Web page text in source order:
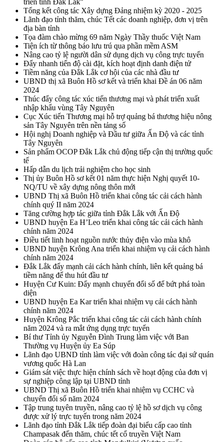
triển tỉnh Đắk Lắk"
Tổng kết công tác Xây dựng Đảng nhiệm kỳ 2020 - 2025
Lãnh đạo tỉnh thăm, chúc Tết các doanh nghiệp, đơn vị trên
địa bàn tỉnh
Tọa đàm chào mừng 69 năm Ngày Thầy thuốc Việt Nam
Tiện ích từ thông báo lưu trú qua phần mềm ASM
Nâng cao tỷ lệ người dân sử dụng dịch vụ công trực tuyến
Đẩy nhanh tiến độ cài đặt, kích hoạt định danh điện tử
Tiềm năng của Đắk Lắk cơ hội của các nhà đầu tư
UBND thị xã Buôn Hồ sơ kết và triển khai Đề án 06 năm
2024
Thúc đẩy công tác xúc tiến thương mại và phát triển xuất
nhập khẩu vùng Tây Nguyên
Cục Xúc tiến Thương mại hỗ trợ quảng bá thương hiệu nông
sản Tây Nguyên trên nền tảng số
Hội nghị Doanh nghiệp và Đầu tư giữa Ấn Độ và các tỉnh
Tây Nguyên
Sản phẩm OCOP Đắk Lắk chủ động tiếp cận thị trường quốc
tế
Hấp dẫn du lịch trải nghiệm cho học sinh
Thị ủy Buôn Hồ sơ kết 01 năm thực hiện Nghị quyết 10-
NQ/TU về xây dựng nông thôn mới
UBND Thị xã Buôn Hồ triển khai công tác cải cách hành
chính quý II năm 2024
Tăng cường hợp tác giữa tỉnh Đắk Lắk với Ấn Độ
UBND huyện Ea H’Leo triển khai công tác cải cách hành
chính năm 2024
Điều tiết linh hoạt nguồn nước thủy điện vào mùa khô
UBND huyện Krông Ana triển khai nhiệm vụ cải cách hành
chính năm 2024
Đắk Lắk đẩy mạnh cải cách hành chính, liên kết quảng bá
tiềm năng để thu hút đầu tư
Huyện Cư Kuin: Đẩy mạnh chuyển đổi số để bứt phá toàn
diện
UBND huyện Ea Kar triển khai nhiệm vụ cải cách hành
chính năm 2024
Huyện Krông Pắc triển khai công tác cải cách hành chính
năm 2024 và ra mắt ứng dụng trực tuyến
Bí thư Tỉnh ủy Nguyễn Đình Trung làm việc với Ban
Thường vụ Huyện ủy Ea Súp
Lãnh đạo UBND tỉnh làm việc với đoàn công tác đại sứ quán
vương quốc Hà Lan
Giám sát việc thực hiện chính sách về hoạt động của đơn vị
sự nghiệp công lập tại UBND tỉnh
UBND Thị xã Buôn Hồ triển khai nhiệm vụ CCHC và
chuyển đổi số năm 2024
Tập trung tuyên truyền, nâng cao tỷ lệ hồ sơ dịch vụ công
được xử lý trực tuyến trong năm 2024
Lãnh đạo tỉnh Đắk Lắk tiếp đoàn đại biểu cấp cao tỉnh
Champasak đến thăm, chúc tết cổ truyền Việt Nam